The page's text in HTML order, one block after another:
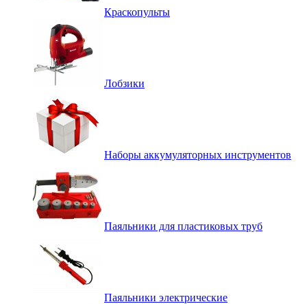
Краскопульты
Лобзики
Наборы аккумуляторных инструментов
Паяльники для пластиковых труб
Паяльники электрические